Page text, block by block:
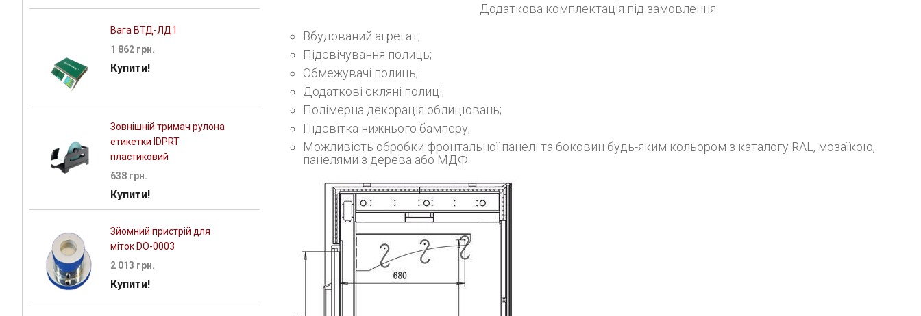
Вага ВТД-ЛД1
1 862 грн.
Купити!
Зовнішній тримач рулона
етикетки IDPRT
пластиковий
638 грн.
Купити!
Зйомний пристрій для
міток DO-0003
2 013 грн.
Купити!
Додаткова комплектація під замовлення:
Вбудований агрегат;
Підсвічування полиць;
Обмежувачі полиць;
Додаткові скляні полиці;
Полімерна декорація облицювань;
Підсвітка нижнього бамперу;
Можливість обробки фронтальної панелі та боковин будь-яким кольором з каталогу RAL, мозаїкою,
панелями з дерева або МДФ.